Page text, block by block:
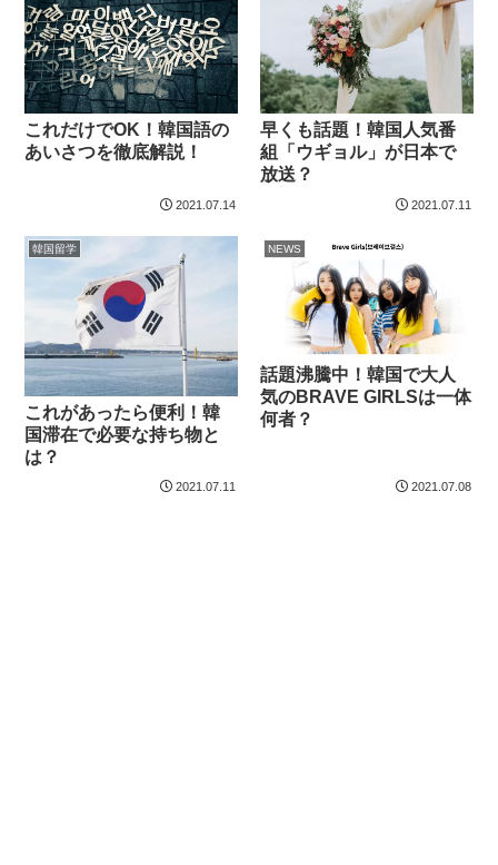
これだけでOK！韓国語の
あいさつを徹底解説！
2021.07.14
早くも話題！韓国人気番
組「ウギョル」が日本で
放送？
2021.07.11
韓国留学
これがあったら便利！韓
国滞在で必要な持ち物と
は？
2021.07.11
NEWS
話題沸騰中！韓国で大人
気のBRAVE GIRLSは一体
何者？
2021.07.08